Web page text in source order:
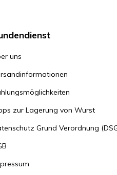
uns
zur Lagerung von Wurst
Grund Verordnung